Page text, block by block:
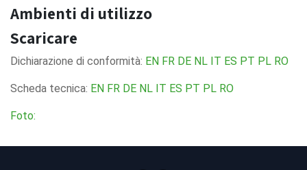
Ambienti di utilizzo
Scaricare
Dichiarazione di conformità: EN FR DE NL IT ES PT PL RO
Scheda tecnica: EN FR DE NL IT ES PT PL RO
Foto: